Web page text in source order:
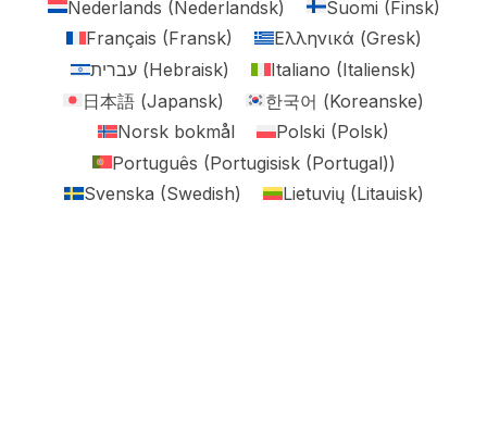
Nederlands (Nederlandsk) Suomi (Finsk)
Français (Fransk) Ελληνικά (Gresk)
עברית (Hebraisk) Italiano (Italiensk)
日本語 (Japansk) 한국어 (Koreanske)
Norsk bokmål
Polski (Polsk)
Português (Portugisisk (Portugal))
Svenska (Swedish) Lietuvių(Litauisk)